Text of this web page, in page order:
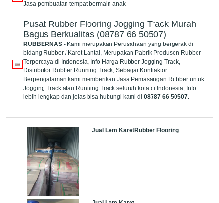
Jasa pembuatan tempat bermain anak
Pusat Rubber Flooring Jogging Track Murah
Bagus Berkualitas (08787 66 50507)
RUBBERNAS - Kami merupakan Perusahaan yang bergerak di
bidang Rubber / Karet Lantai, Merupakan Pabrik Produsen Rubber
Terpercaya di Indonesia, Info Harga Rubber Jogging Track,
Distributor Rubber Running Track, Sebagai Kontraktor
Berpengalaman kami memberikan Jasa Pemasangan Rubber untuk
Jogging Track atau Running Track seluruh kota di Indonesia, Info
lebih lengkap dan jelas bisa hubungi kami di 08787 66 50507.
Jual Lem KaretRubber Flooring